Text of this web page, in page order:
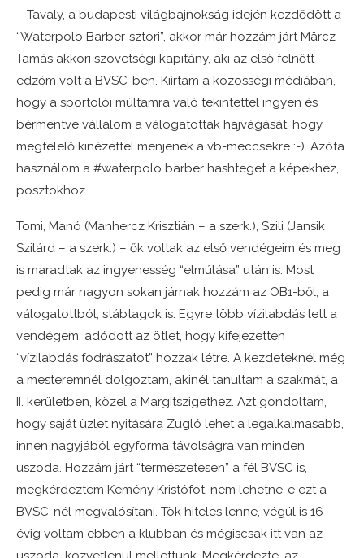
– Tavaly, a budapesti világbajnokság idején kezdődött a
“Waterpolo Barber-sztori”, akkor már hozzám járt Märcz
Tamás akkori szövetségi kapitány, aki az első felnőtt
edzőm volt a BVSC-ben. Kiírtam a közösségi médiában,
hogy a sportolói múltamra való tekintettel ingyen és
bérmentve vállalom a válogatottak hajvágását, hogy
megfelelő kinézettel menjenek a vb-meccsekre :-). Azóta
használom a #waterpolo barber hashteget a képekhez,
posztokhoz.
Tomi, Manó (Manhercz Krisztián – a szerk.), Szili (Jansik
Szilárd – a szerk.) – ők voltak az első vendégeim és meg
is maradtak az ingyenesség “elmúlása” után is. Most
pedig már nagyon sokan járnak hozzám az OB1-ből, a
válogatottból, stábtagok is. Egyre több vízilabdás lett a
vendégem, adódott az ötlet, hogy kifejezetten
“vízilabdás fodrászatot” hozzak létre. A kezdeteknél még
a mesteremnél dolgoztam, akinél tanultam a szakmát, a
II. kerületben, közel a Margitszigethez. Azt gondoltam,
hogy saját üzlet nyitására Zugló lehet a legalkalmasabb,
innen nagyjából egyforma távolságra van minden
uszoda. Hozzám járt “természetesen” a fél BVSC is,
megkérdeztem Kemény Kristófot, nem lehetne-e ezt a
BVSC-nél megvalósítani. Tök hiteles lenne, végül is 16
évig voltam ebben a klubban és mégiscsak itt van az